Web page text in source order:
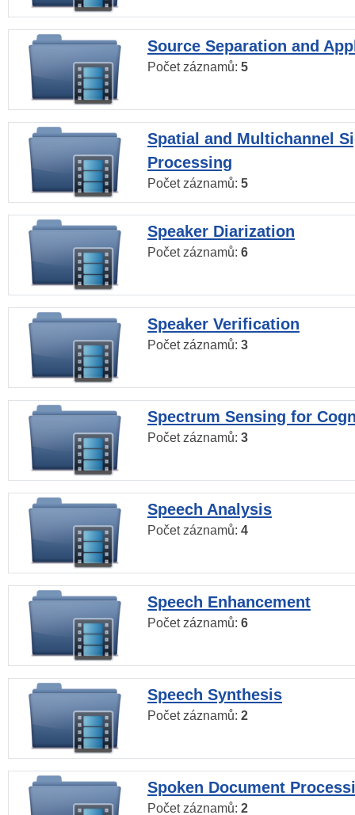
Source Separation and
Počet záznamů: 5
Spatial and Multichannel
Processing
Počet záznamů: 5
Speaker Diarization
Počet záznamů: 6
Speaker Verification
Počet záznamů: 3
Spectrum Sensing for
Počet záznamů: 3
Speech Analysis
Počet záznamů: 4
Speech Enhancement
Počet záznamů: 6
Speech Synthesis
Počet záznamů: 2
Spoken Document
Počet záznamů: 2